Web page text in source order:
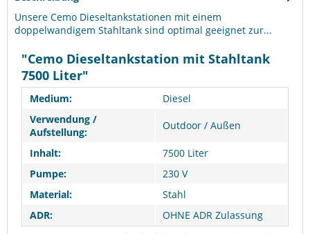
Unsere Cemo Dieseltankstationen mit einem
doppelwandigem Stahltank sind optimal geeignet zur...
"Cemo Dieseltankstation mit Stahltank
7500 Liter"
Medium:
Diesel
Verwendung /
Aufstellung:
Outdoor / Außen
Inhalt:
7500 Liter
Pumpe:
230 V
Material:
Stahl
ADR:
OHNE ADR Zulassung